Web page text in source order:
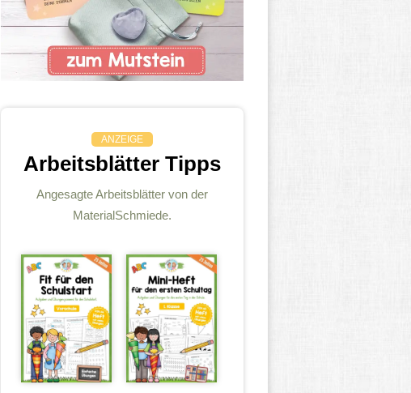
ANZEIGE
Arbeitsblätter Tipps
Angesagte Arbeitsblätter von der
MaterialSchmiede.